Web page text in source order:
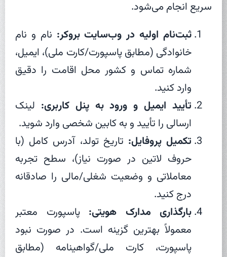
سریع انجام می‌شود.
ثبت‌نام اولیه در وب‌سایت بروکر: نام و نام
خانوادگی (مطابق پاسپورت/کارت ملی)، ایمیل،
شماره تماس و کشور محل اقامت را دقیق
وارد کنید.
تأیید ایمیل و ورود به پنل کاربری: لینک
ارسالی را تأیید و به کابین شخصی وارد شوید.
تکمیل پروفایل: تاریخ تولد، آدرس کامل (با
حروف لاتین در صورت نیاز)، سطح تجربه
معاملاتی و وضعیت شغلی/مالی را صادقانه
درج کنید.
بارگذاری مدارک هویتی: پاسپورت معتبر
معمولاً بهترین گزینه است. در صورت نبود
پاسپورت، کارت ملی/گواهینامه (مطابق